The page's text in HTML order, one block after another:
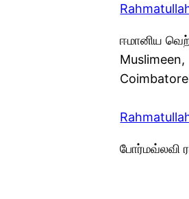
ஈமானிய
Muslimeen,
போர்மவ்லவி